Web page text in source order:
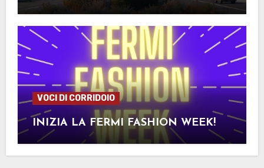
VOCI DI CORRIDOIO
INIZIA LA FERMI FASHION WEEK!